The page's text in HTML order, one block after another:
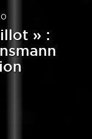
» :